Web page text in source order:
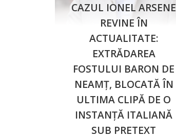
CAZUL IONEL ARSENE
REVINE ÎN
ACTUALITATE:
EXTRĂDAREA
FOSTULUI BARON DE
NEAMȚ, BLOCATĂ ÎN
ULTIMA CLIPĂ DE O
INSTANȚĂ ITALIANĂ
SUB PRETEXT